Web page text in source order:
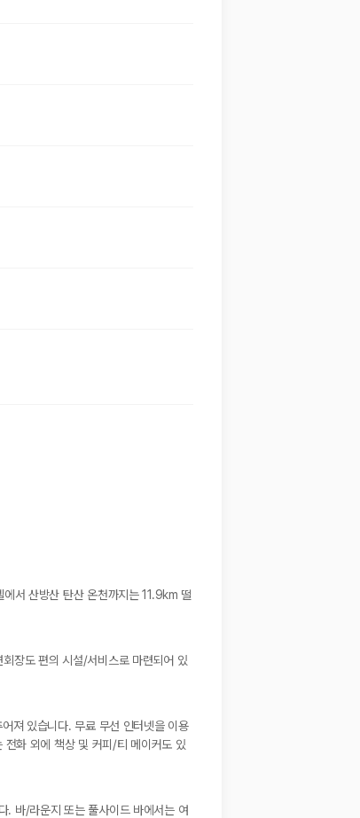
서 산방산 탄산 온천까지는 11.9km 떨
장도 편의 시설/서비스로 마련되어 있
져 있습니다. 무료 무선 인터넷을 이용
화 외에 책상 및 커피/티 메이커도 있
. 바/라운지 또는 풀사이드 바에서는 여